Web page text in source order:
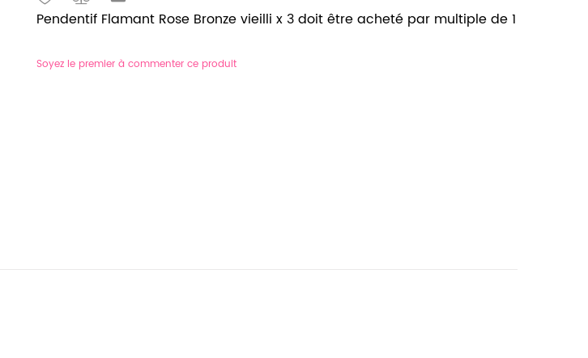
Pendentif Flamant Rose Bronze vieilli x 3 doit être acheté par multiple de 1
Soyez le premier à commenter ce produit